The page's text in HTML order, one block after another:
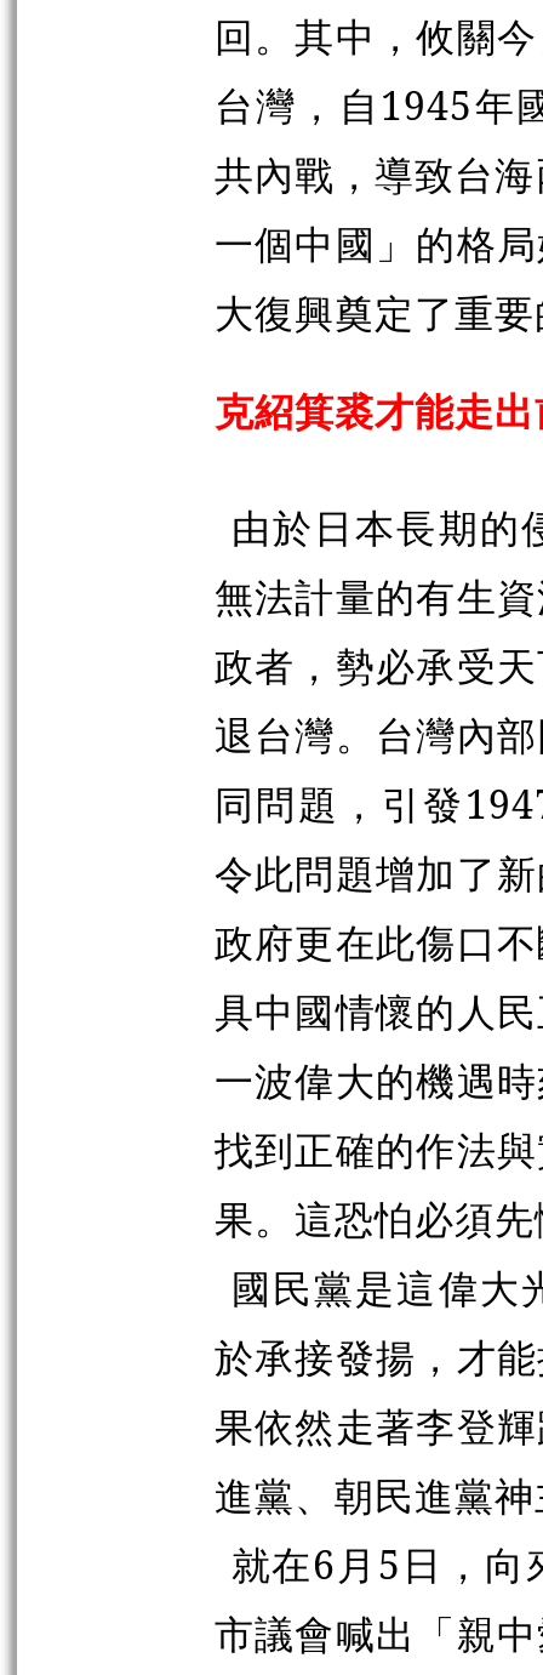
回。其中，攸關
台灣，自1945年
共內戰，導致台
一個中國」的格
大復興奠定了重
克紹箕裘才能走
由於日本長期的
無法計量的有生
政者，勢必承受
退台灣。台灣內
同問題，引發
令此問題增加了
政府更在此傷口
具中國情懷的人
一波偉大的機遇
找到正確的作法
果。這恐怕必須
國民黨是這偉大
於承接發揚，才
果依然走著李登
進黨、朝民進黨
就在6月5日，向
市議會喊出「親